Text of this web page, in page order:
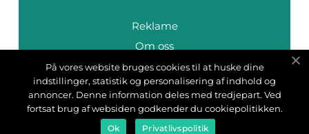
Reklame
Om oss
Cookies
Kontakt Oss
Sitemap
På vores website bruges cookies til at huske dine
indstillinger, statistik og personalisering af indhold og
annoncer. Denne information deles med tredjepart. Ved
fortsat brug af websiden godkender du cookiepolitikken.
Ok Privatlivspolitik